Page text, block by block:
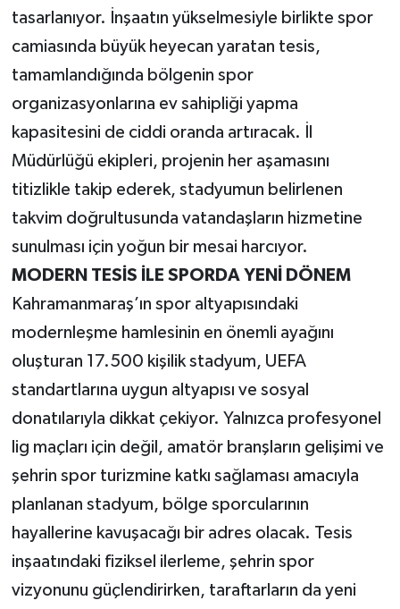
tasarlanıyor. İnşaatın yükselmesiyle birlikte spor
camiasında büyük heyecan yaratan tesis,
tamamlandığında bölgenin spor
organizasyonlarına ev sahipliği yapma
kapasitesini de ciddi oranda artıracak. İl
Müdürlüğü ekipleri, projenin her aşamasını
titizlikle takip ederek, stadyumun belirlenen
takvim doğrultusunda vatandaşların hizmetine
sunulması için yoğun bir mesai harcıyor.
MODERN TESİS İLE SPORDA YENİ DÖNEM
Kahramanmaraş’ın spor altyapısındaki
modernleşme hamlesinin en önemli ayağını
oluşturan 17.500 kişilik stadyum, UEFA
standartlarına uygun altyapısı ve sosyal
donatılarıyla dikkat çekiyor. Yalnızca profesyonel
lig maçları için değil, amatör branşların gelişimi ve
şehrin spor turizmine katkı sağlaması amacıyla
planlanan stadyum, bölge sporcularının
hayallerine kavuşacağı bir adres olacak. Tesis
inşaatındaki fiziksel ilerleme, şehrin spor
vizyonunu güçlendirirken, taraftarların da yeni